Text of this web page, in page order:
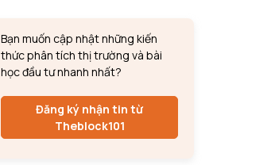
Bạn muốn cập nhật những kiến
thức phân tích thị trường và bài
học đầu tư nhanh nhất?
Đăng ký nhận tin từ
Theblock101